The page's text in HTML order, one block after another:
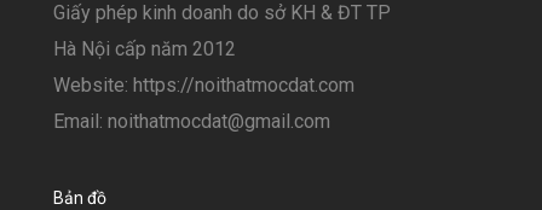
Giấy phép kinh doanh do sở KH & ĐT TP
Hà Nội cấp năm 2012
Website: https://noithatmocdat.com
Email: noithatmocdat@gmail.com
Bản đồ